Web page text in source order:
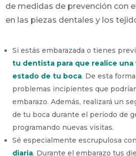
de medidas de prevención con
en las piezas dentales y los
Si estás embarazada o tienes
tu dentista para que realice una
estado de tu boca. De esta
problemas incipientes que
embarazo. Además, realizará un
de tu boca durante el periodo de
programando nuevas visitas.
Sé especialmente escrupulosa
diaria. Durante el embarazo tus